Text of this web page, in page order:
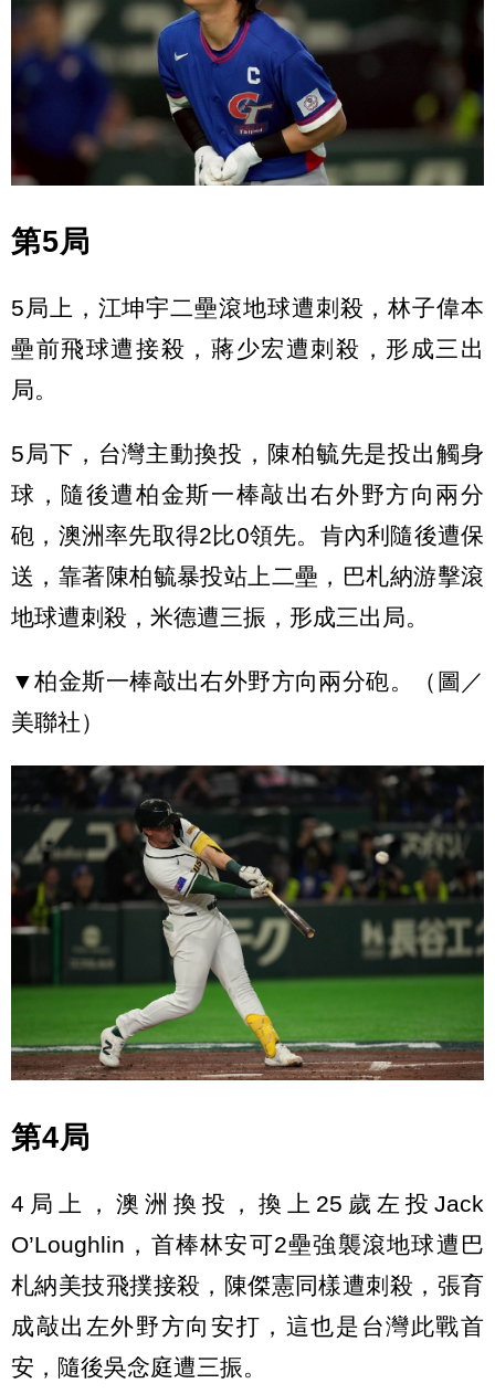
第5局
5局上，江坤宇二壘滾地球遭刺殺，林子偉本
壘前飛球遭接殺，蔣少宏遭刺殺，形成三出
局。
5局下，台灣主動換投，陳柏毓先是投出觸身
球，隨後遭柏金斯一棒敲出右外野方向兩分
砲，澳洲率先取得2比0領先。肯內利隨後遭保
送，靠著陳柏毓暴投站上二壘，巴札納游擊滾
地球遭刺殺，米德遭三振，形成三出局。
▼柏金斯一棒敲出右外野方向兩分砲。（圖／
美聯社）
第4局
4局上，澳洲換投，換上25歲左投Jack
O’Loughlin，首棒林安可2壘強襲滾地球遭巴
札納美技飛撲接殺，陳傑憲同樣遭刺殺，張育
成敲出左外野方向安打，這也是台灣此戰首
安，隨後吳念庭遭三振。